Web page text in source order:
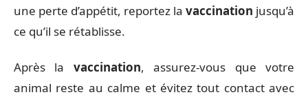
une perte d’appétit, reportez la vaccination jusqu’à
ce qu’il se rétablisse.
Après la vaccination, assurez-vous que votre
animal reste au calme et évitez tout contact avec